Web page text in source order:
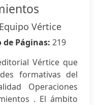
Equipo Vértice
de Páginas: 219
Vértice que
formativas del
Operaciones
. El ámbito